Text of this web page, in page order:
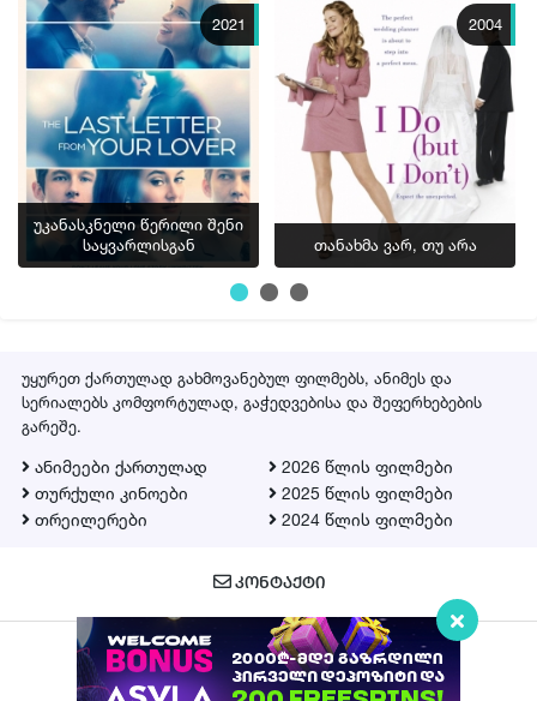
2021
უკანასკნელი წერილი შენი
საყვარლისგან
2004
თანახმა ვარ, თუ არა
უყურეთ ქართულად გახმოვანებულ ფილმებს, ანიმეს და
სერიალებს კომფორტულად, გაჭედვებისა და შეფერხებების
გარეშე.
ანიმეები ქართულად
თურქული კინოები
თრეილერები
2026 წლის ფილმები
2025 წლის ფილმები
2024 წლის ფილმები
ᲙᲝᲜᲢᲐᲥᲢᲘ
Qartulad.in © 2026